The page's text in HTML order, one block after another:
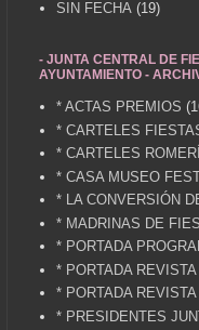
SIN FECHA (19)
- JUNTA CENTRAL DE
AYUNTAMIENTO -
* ACTAS PREMIOS
* CARTELES
* CARTELES
* CASA MUSEO
* LA CONVERSIÓN
* MADRINAS DE
* PORTADA
* PORTADA
* PORTADA
* PRESIDENTES